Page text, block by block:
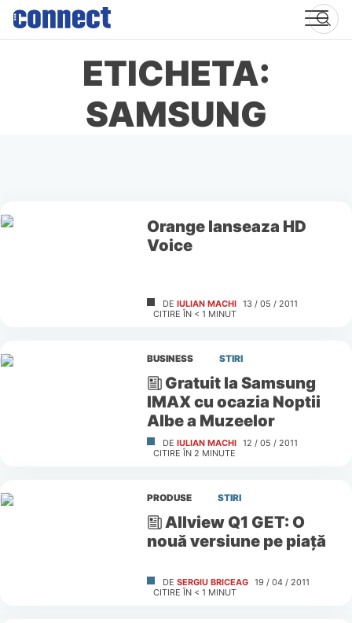
Skip
content
ETICHETA:
SAMSUNG
Orange lanseaza HD
Voice
DE IULIAN MACHI 13 / 05 / 2011
CITIRE ÎN < 1 MINUT
BUSINESS STIRI
Gratuit la Samsung
IMAX cu ocazia Noptii
Albe a Muzeelor
DE IULIAN MACHI 12 / 05 / 2011
CITIRE ÎN 2 MINUTE
PRODUSE STIRI
Allview Q1 GET: O
nouă versiune pe piaţă
DE SERGIU BRICEAG 19 / 04 / 2011
CITIRE ÎN < 1 MINUT